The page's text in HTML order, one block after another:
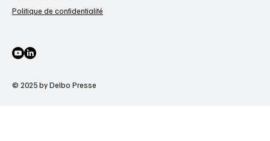
© 2025 by Delbo Presse
Politique de confidentialité